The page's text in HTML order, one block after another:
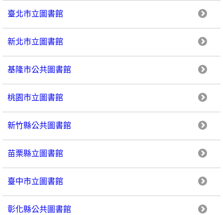
臺北市立圖書館
新北市立圖書館
基隆市公共圖書館
桃園市立圖書館
新竹縣公共圖書館
苗栗縣立圖書館
臺中市立圖書館
彰化縣公共圖書館